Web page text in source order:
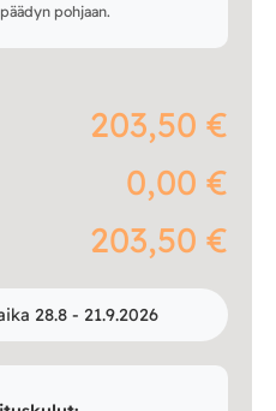
pohjaan.
203,50 €
0,00 €
203,50 €
28.8 - 21.9.2026